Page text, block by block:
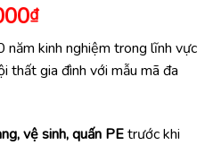
₫Giá
hiện
tại
là:
năm kinh nghiệm trong lĩnh vực
thất gia đình với mẫu mã đa
vệ sinh, quấn PEtrước khi